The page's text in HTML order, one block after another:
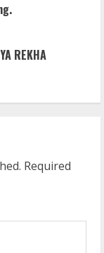
REKHA
Required